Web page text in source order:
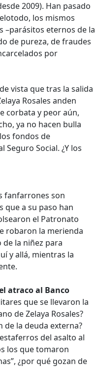
2009). Han pasado
los mismos
–parásitos eternos de la
de pureza, de fraudes
por
vista que tras la salida
Rosales anden
corbata y peor aún,
ya no hacen bulla
fondos de
Seguro Social. ¿Y los
fanfarrones son
que a su paso han
el Patronato
robaron la merienda
de la niñez para
y allá, mientras la
atraco al Banco
que se llevaron la
de Zelaya Rosales?
de la deuda externa?
del asalto al
los que tomaron
¿por qué gozan de